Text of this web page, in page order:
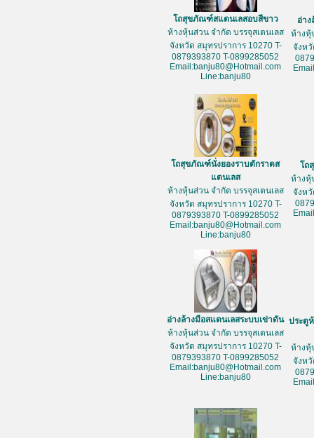
โถสุขภัณฑ์สแตนเลสอบสีขาว
ห้างหุ้นส่วน จำกัด บรรจุสเตนเลส
จังหวัด สมุทรปราการ 10270 T-
0879393870 T-0899285052
Email:banju80@Hotmail.com
Line:banju80
อ่า
ห้างหุ้
จังห
โถสุขภัณฑ์นั่งยองราบตักราดส
แตนเลส
ห้างหุ้นส่วน จำกัด บรรจุสเตนเลส
จังหวัด สมุทรปราการ 10270 T-
0879393870 T-0899285052
Email:banju80@Hotmail.com
Line:banju80
โถ
ห้างหุ้
จังห
อ่างล้างมือสแตนเลสระบบเข่าดัน
ห้างหุ้นส่วน จำกัด บรรจุสเตนเลส
จังหวัด สมุทรปราการ 10270 T-
0879393870 T-0899285052
Email:banju80@Hotmail.com
Line:banju80
ประตู
ห้างหุ้
จังห